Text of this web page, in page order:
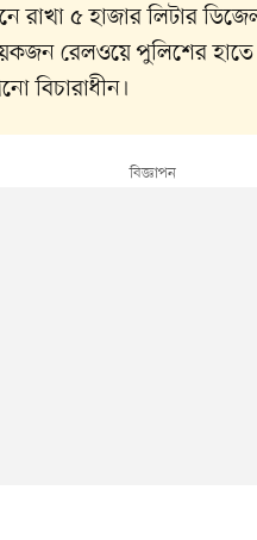
রাখা ৫ হাজার লিটার
রেলওয়ে পুলিশের হাতে
বিচারাধীন।